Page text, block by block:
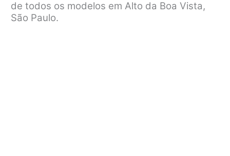
de todos os modelos em Alto da Boa Vista,
São Paulo.